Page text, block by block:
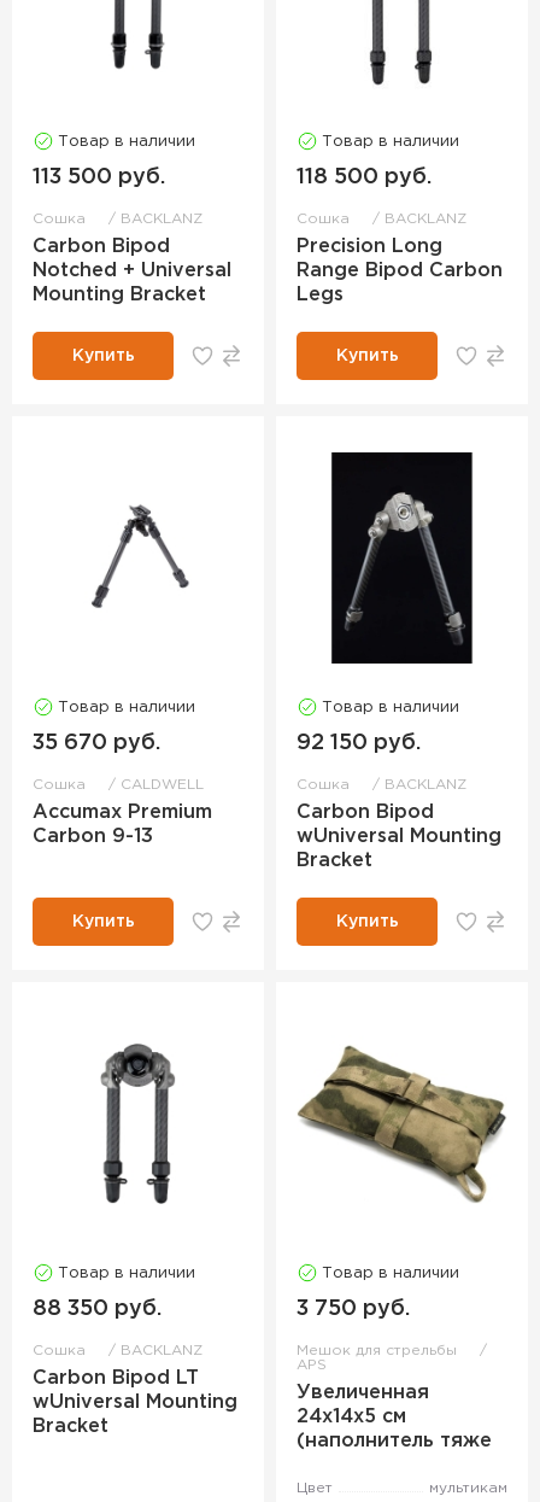
Товар в наличии
113 500 руб.
Сошка BACKLANZ
Carbon Bipod
Notched + Universal
Mounting Bracket
Купить
Товар в наличии
118 500 руб.
Сошка BACKLANZ
Precision Long
Range Bipod Carbon
Legs
Купить
Товар в наличии
35 670 руб.
Сошка CALDWELL
Accumax Premium
Carbon 9-13
Купить
Товар в наличии
92 150 руб.
Сошка BACKLANZ
Carbon Bipod
wUniversal Mounting
Bracket
Купить
Товар в наличии
88 350 руб.
Сошка BACKLANZ
Carbon Bipod LT
wUniversal Mounting
Bracket
Товар в наличии
3 750 руб.
Мешок для стрельбы
APS
Увеличенная
24х14х5 см
(наполнитель тяже
Цвет мультикам